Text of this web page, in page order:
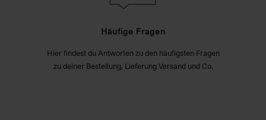
Häufige Fragen
Hier findest du Antworten zu den häufigsten Fragen
zu deiner Bestellung, Lieferung Versand und Co.